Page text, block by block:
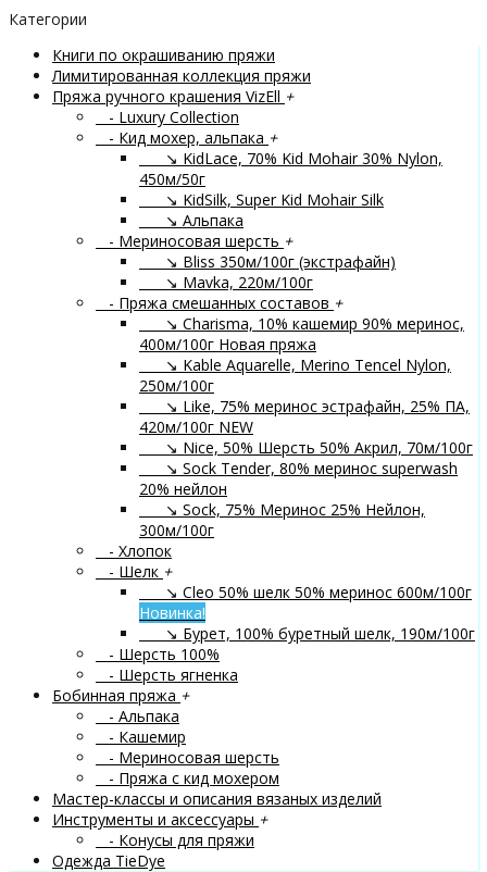
Категории
Книги по окрашиванию пряжи
Лимитированная коллекция пряжи
Пряжа ручного крашения VizEll +
- Luxury Collection
- Кид мохер, альпака +
↘ KidLace, 70% Kid Mohair 30% Nylon,
450м/50г
↘ KidSilk, Super Kid Mohair Silk
↘ Альпака
- Мериносовая шерсть +
↘ Bliss 350м/100г (экстрафайн)
↘ Mavka, 220м/100г
- Пряжа смешанных составов +
↘ Charisma, 10% кашемир 90% меринос,
400м/100г Новая пряжа
↘ Kable Aquarelle, Merino Tencel Nylon,
250м/100г
↘ Like, 75% меринос эстрафайн, 25% ПА,
420м/100г NEW
↘ Nice, 50% Шерсть 50% Акрил, 70м/100г
↘ Sock Tender, 80% меринос superwash
20% нейлон
↘ Sock, 75% Меринос 25% Нейлон,
300м/100г
- Хлопок
- Шелк +
↘ Cleo 50% шелк 50% меринос 600м/100г
Новинка!
↘ Бурет, 100% буретный шелк, 190м/100г
- Шерсть 100%
- Шерсть ягненка
Бобинная пряжа +
- Альпака
- Кашемир
- Мериносовая шерсть
- Пряжа с кид мохером
Мастер-классы и описания вязаных изделий
Инструменты и аксессуары +
- Конусы для пряжи
Одежда TieDye